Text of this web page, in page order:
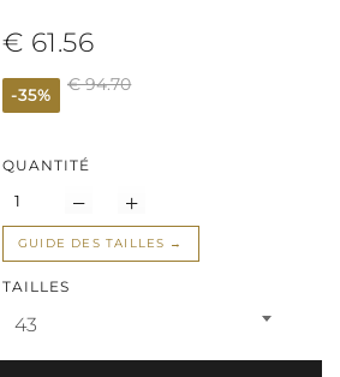
€ 61.56
-35%
€ 94.70
QUANTITÉ
GUIDE DES TAILLES
TAILLES
43